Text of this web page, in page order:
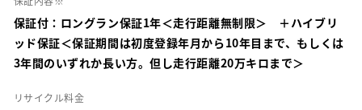
保証付：ロングラン保証1年＜走行距離無制限＞ ＋ハイブリ
ッド保証＜保証期間は初度登録年月から10年目まで、もしくは
3年間のいずれか長い方。但し走行距離20万キロまで＞
リサイクル料金